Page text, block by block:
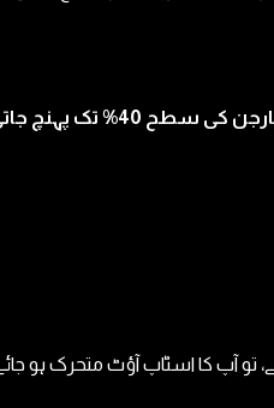
کی سطح 40% تک پہنچ جاتی ہے۔
ہے، تو آپ کا اسٹاپ آؤٹ متحرک